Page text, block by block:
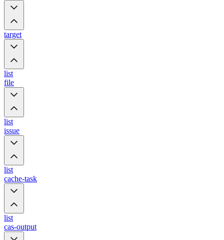
target
list
file
list
issue
list
cache-task
list
cas-output